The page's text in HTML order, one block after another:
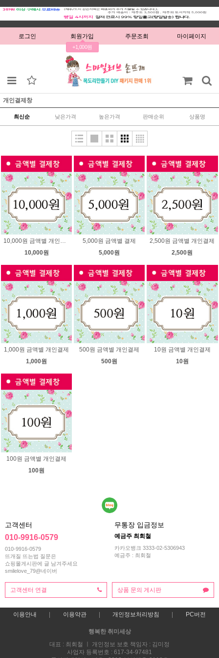
로그인 회원가입
+1,000원
주문조회 마이페이지
개인결제창
최신순 낮은가격 높은가격 판매순위 상품명
10,000원
5,000원 금액별 결제
5,000원
2,500원 금액별 개인결제
2,500원
1,000원 금액별 개인결제
1,000원
500원 금액별 개인결제
500원
10원 금액별 개인결제
10원
100원 금액별 개인결제
100원
고객센터
010-9916-0579
010-9916-0579
뜨개질 뜨는법 질문은
쇼핑몰게시판에 글 남겨주세요
smilelove_79@네이버
무통장 입금정보
예금주 최회철
카카오뱅크 3333-02-5306943
예금주 : 최회철
고객센터 연결 상품 문의 게시판
이용안내 이용약관 개인정보처리방침 PC버전
행복한 취미세상
대표 : 최회철 ㅣ 개인정보 보호 책임자 : 김미정
사업자 등록번호 : 617-34-97481